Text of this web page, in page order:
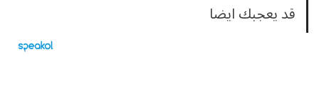
قد يعجبك ايضا